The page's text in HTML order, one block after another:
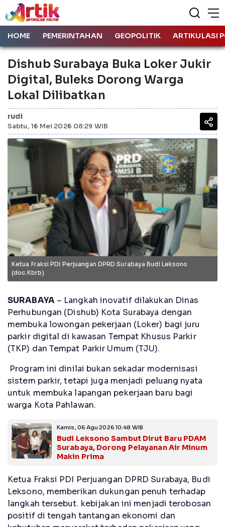
HOME PEMERINTAHAN GEOPOLITIK ARTIKULASI
Dishub Surabaya Buka Loker Jukir
Digital, Buleks Dorong Warga
Lokal Dilibatkan
rudi
Sabtu, 16 Mei 2026 08:29 WIB
Ketua Fraksi PDI Perjuangan DPRD Surabaya Budi Leksono
(doc.Kbrb)
SURABAYA– Langkah inovatif dilakukan Dinas
Perhubungan (Dishub) Kota Surabaya dengan
membuka lowongan pekerjaan (Loker) bagi juru
parkir digital di kawasan Tempat Khusus Parkir
(TKP) dan Tempat Parkir Umum (TJU).
Program ini dinilai bukan sekadar modernisasi
sistem parkir, tetapi juga menjadi peluang nyata
untuk membuka lapangan pekerjaan baru bagi
warga Kota Pahlawan.
Kamis, 06 Agu 2026 10:48 WIB
Budi Leksono Sambut Dirut Baru PDAM
Surabaya, Dorong Pelayanan Air Minum
Makin Prima
Ketua Fraksi PDI Perjuangan DPRD Surabaya, Budi
Leksono, memberikan dukungan penuh terhadap
langkah tersebut. kebijakan ini menjadi terobosan
positif di tengah tantangan ekonomi dan